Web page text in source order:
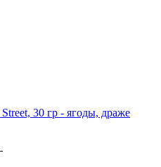
30 гр - ягоды, драже